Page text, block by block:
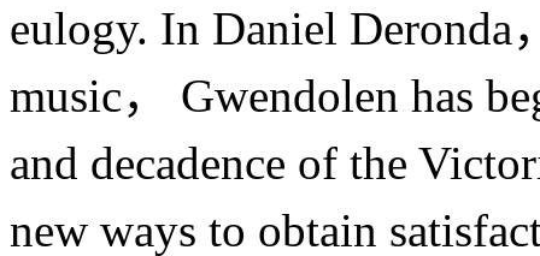
eulogy. In Daniel Deronda
music， Gwendolen has
and decadence of the
new ways to obtain